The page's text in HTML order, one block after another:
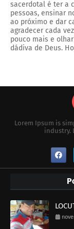
sacerdotal é ter a
pessoas, ensinar
ao próximo e dar
agradecer cada
pouco mais e
dádiva de Deus.
Lorem Ipsum is
industry.